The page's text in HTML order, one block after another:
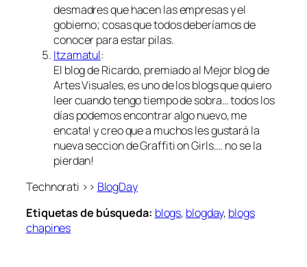
desmadres que hacen las empresas y el
gobierno; cosas que todos deberíamos de
conocer para estar pilas.
Itzamatul:
El blog de Ricardo, premiado al Mejor blog de
Artes Visuales, es uno de los blogs que quiero
leer cuando tengo tiempo de sobra… todos los
días podemos encontrar algo nuevo, me
encata! y creo que a muchos les gustará la
nueva seccion de Graffiti on Girls…. no se la
pierdan!
Technorati >> BlogDay
Etiquetas de búsqueda: blogs, blogday, blogs
chapines